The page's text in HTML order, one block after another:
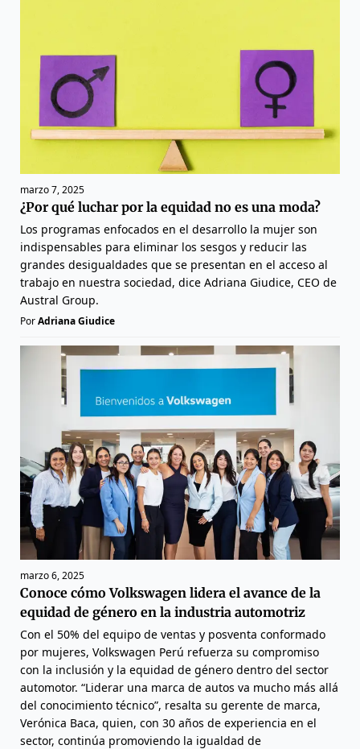
marzo 7, 2025
¿Por qué luchar por la equidad no es una moda?
Los programas enfocados en el desarrollo la mujer son
indispensables para eliminar los sesgos y reducir las
grandes desigualdades que se presentan en el acceso al
trabajo en nuestra sociedad, dice Adriana Giudice, CEO de
Austral Group.
PorAdriana Giudice
marzo 6, 2025
Conoce cómo Volkswagen lidera el avance de la
equidad de género en la industria automotriz
Con el 50% del equipo de ventas y posventa conformado
por mujeres, Volkswagen Perú refuerza su compromiso
con la inclusión y la equidad de género dentro del sector
automotor. “Liderar una marca de autos va mucho más allá
del conocimiento técnico”, resalta su gerente de marca,
Verónica Baca, quien, con 30 años de experiencia en el
sector, continúa promoviendo la igualdad de